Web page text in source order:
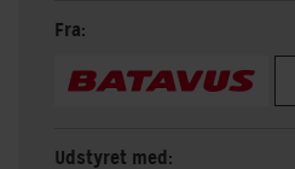
Fra:
Udstyret med: